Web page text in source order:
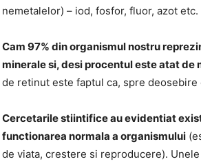
nemetalelor) – iod, fosfor, fluor, azot etc.
Cam 97% din organismul nostru
minerale si, desi procentul este atat de
de retinut este faptul ca, spre
Cercetarile stiintifice au evidentiat
functionarea normala a organismului
de viata, crestere si reproducere).